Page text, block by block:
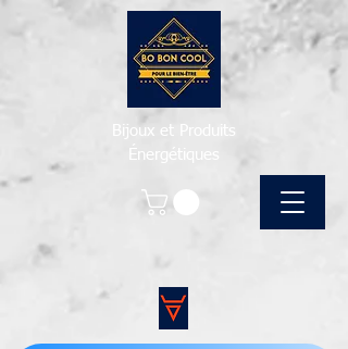
Bijoux et Produits
Énergétiques